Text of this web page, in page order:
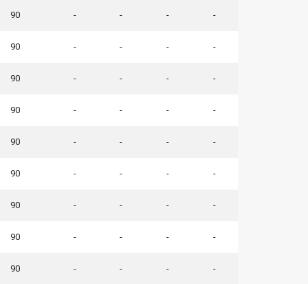
90 - - - -
90 - - - -
90 - - - -
90 - - - -
90 - - - -
90 - - - -
90 - - - -
90 - - - -
90 - - - -